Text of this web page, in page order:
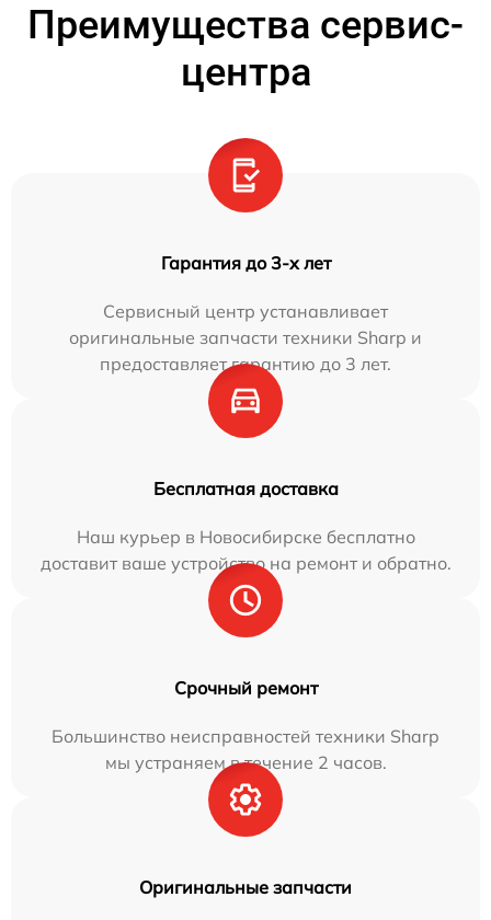
Преимущества сервис-
центра
Гарантия до 3-х лет
Сервисный центр устанавливает
оригинальные запчасти техники Sharp и
предоставляет гарантию до 3 лет.
Бесплатная доставка
Наш курьер в Новосибирске бесплатно
доставит ваше устройство на ремонт и обратно.
Срочный ремонт
Большинство неисправностей техники Sharp
мы устраняем в течение 2 часов.
Оригинальные запчасти